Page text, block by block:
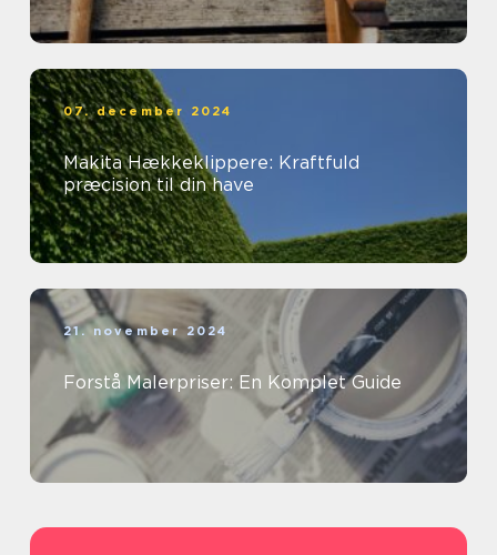
07. december 2024
Makita Hækkeklippere: Kraftfuld
præcision til din have
21. november 2024
Forstå Malerpriser: En Komplet Guide